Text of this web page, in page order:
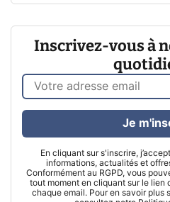
Inscrivez-vous à
En cliquant sur s'inscrire,
informations, actualités et
Conformément au RGPD, vous
tout moment en cliquant sur le lien
chaque email. Pour en savoir plus
Je